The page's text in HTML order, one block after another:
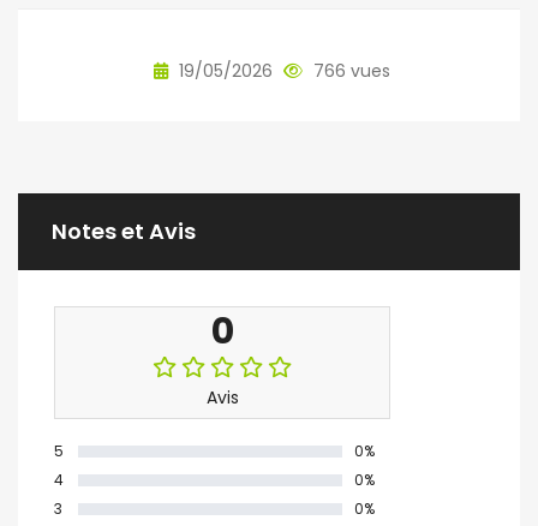
19/05/2026 766 vues
Notes et Avis
0
Avis
5
0%
4
0%
3
0%